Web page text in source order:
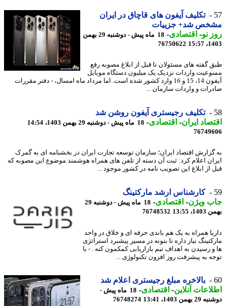
تکلیف آیفون های قاچاق در ایران
شد+ جزییات
نو- اقتصادی-
18 ماه پیش - دوشنبه 29 بهمن
76750622
گفته های مسئولان تا قبل از ابلاغ مصوبه رفع
واردات نزدیک یک میلیون دستگاه موبایل
آیفون 14، 15 و 16 وارد کشور شده است. اما مرداد ماه امسال، - دفتر مقررات
و واردات سازمان ...
تکلیف رجیستری آیفون روشن شد
ایران- اقتصادی-18 ماه پیش - دوشنبه 29 بهمن 1403، 14:54
اقتصاد ایران؛ سازمان توسعه تجارت ایران در بخشنامه ای به گمرک
اعلام کرد: ثبت آن دسته از تلفن های همراه هوشمند موضوع این مصوبه که
از ابلاغ این تصویب نامه در کشور موجود ...
کارشناس ارشد مارکتینگ
ویژن-اقتصادی-
18 ماه پیش - دوشنبه 29
13:55
76748532
همراه به یک هم باندی حرفه ای و خلاق در واحد
نیاز داره تا بتونه در مسیر پیشبرد استراتژی
رسیدن به اهداف تیم بازاریابی کمکمون کنه . - با
به پیشرفت روز افزون تکنولوژی ...
بالاخره مبلغ رجیستری اعلام شد
آنلاین-اقتصادی-
18 ماه پیش -
1403، 13:41
76748274